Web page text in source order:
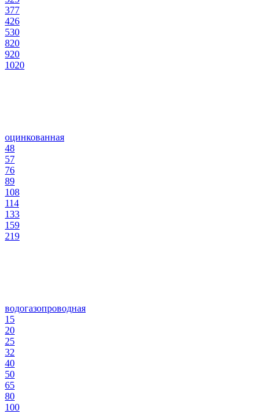
377
426
530
820
920
1020
оцинкованная
48
57
76
89
108
114
133
159
219
водогазопроводная
15
20
25
32
40
50
65
80
100